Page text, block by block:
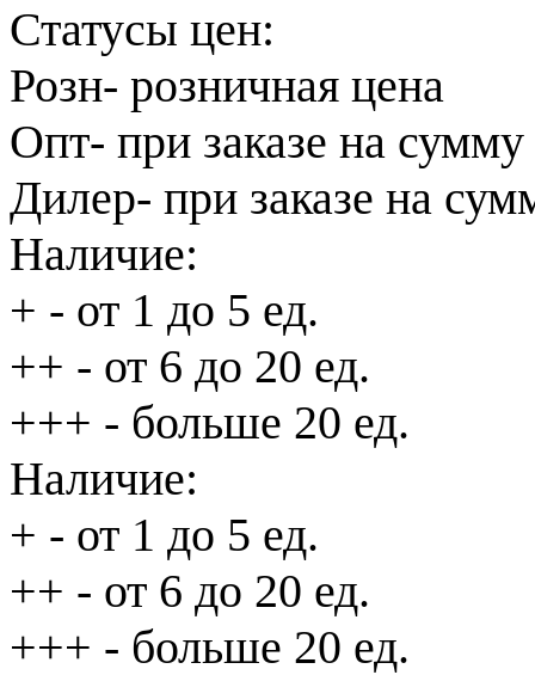
Статусы цен:
Розн- розничная цена
Опт- при заказе на
Дилер- при заказе на
Наличие:
+ - от 1 до 5 ед.
++ - от 6 до 20 ед.
+++ - больше 20 ед.
Наличие:
+ - от 1 до 5 ед.
++ - от 6 до 20 ед.
+++ - больше 20 ед.